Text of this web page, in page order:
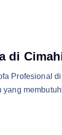
di
Profesional
yang